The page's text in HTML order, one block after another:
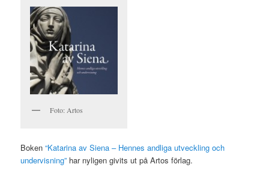
Foto: Artos
Boken“Katarina av Siena – Hennes andliga utveckling och
undervisning” har nyligen givits ut på Artos förlag.